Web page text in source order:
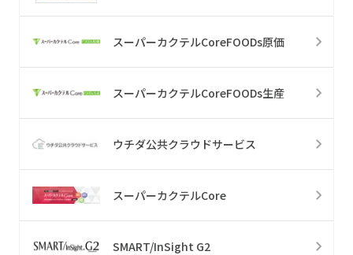
スーパーカクテルCoreFOODs原価
スーパーカクテルCoreFOODs生産
ウチダ公共クラウドサービス
スーパーカクテルCore
SMART/InSight G2